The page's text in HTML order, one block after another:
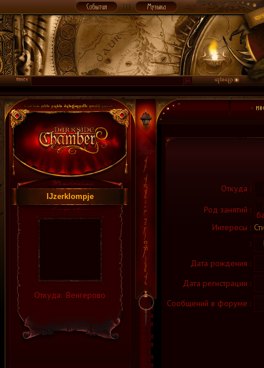
IJzerklompje
Откуда: Венгерово
Откуда :
Род занятий :
Интересы :
:
Дата рождения :
Дата регистрации :
Сообщений в форуме :